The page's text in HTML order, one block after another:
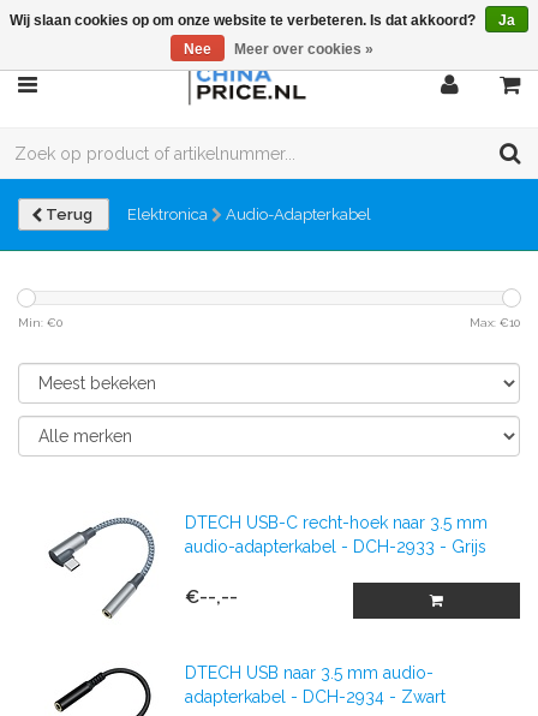
Terug Elektronica Audio-Adapterkabel
Min: €0 Max: €10
DTECH USB-C recht-hoek naar 3.5 mm
audio-adapterkabel - DCH-2933 - Grijs
€--,--
DTECH USB naar 3.5 mm audio-
adapterkabel - DCH-2934 - Zwart
Wij slaan cookies op om onze website te verbeteren. Is dat akkoord?
Ja
Nee
Meer over cookies »